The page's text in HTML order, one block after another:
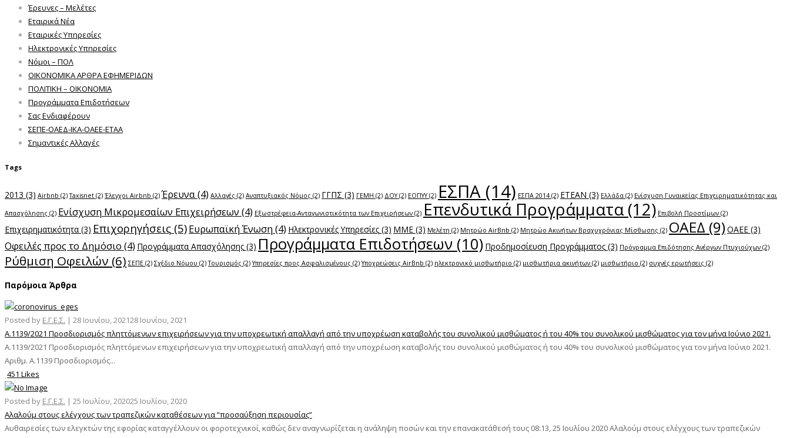
Έρευνες – Μελέτες
Εταιρικά Νέα
Εταιρικές Υπηρεσίες
Ηλεκτρονικές Υπηρεσίες
Νόμοι – ΠΟΛ
ΟΙΚΟΝΟΜΙΚΑ ΑΡΘΡΑ ΕΦΗΜΕΡΙΔΩΝ
ΠΟΛΙΤΙΚΗ – ΟΙΚΟΝΟΜΙΑ
Προγράμματα Επιδοτήσεων
Σας Ενδιαφέρουν
ΣΕΠΕ-ΟΑΕΔ-ΙΚΑ-ΟΑΕΕ-ΕΤΑΑ
Σημαντικές Αλλαγές
Tags
2013 (3) Airbnb (2) Taxisnet (2) Έλεγχοι Airbnb (2) Έρευνα(4) Αλλαγές (2) Αναπτυξιακός Νόμος (2) ΓΓΠΣ (3) ΓΕΜΗ (2) ΔΟΥ(2) ΕΟΠΥΥ(2) ΕΣΠΑ (14) ΕΣΠΑ 2014 (2) ΕΤΕΑΝ (3) Ελλάδα (2) Ενίσχυση Γυναικείας Επιχειρηματικότητας και
Απασχόλησης (2) Ενίσχυση Μικρομεσαίων Επιχειρήσεων (4) Εξωστρέφεια-Ανταγωνιστικότητα των Επιχειρήσεων (2) Επενδυτικά Προγράμματα (12) Επιβολή Προστίμων (2)
Επιχειρηματικότητα (3) Επιχορηγήσεις (5)Ευρωπαϊκή Ένωση(4) Ηλεκτρονικές Υπηρεσίες (3) ΜΜΕ (3) Μελέτη (2) Μητρώο AirBnb (2) Μητρώο Ακινήτων Βραχυχρόνιας Μίσθωσης (2) ΟΑΕΔ (9) ΟΑΕΕ (3)
Οφειλές προς το Δημόσιο (4) Προγράμματα Απασχόλησης (3) Προγράμματα Επιδοτήσεων (10) Προδημοσίευση Προγράμματος (3) Πρόγραμμα Επιδότησης Ανέργων Πτυχιούχων (2)
Ρύθμιση Οφειλών (6) ΣΕΠΕ (2) Σχέδιο Νόμου (2) Τουρισμός (2) Υπηρεσίες προς Ασφαλισμένους (2) Υποχρεώσεις AirBnb (2) ηλεκτρονικό μισθωτήριο (2) μισθωτήρια ακινήτων (2) μισθωτήριο (2) συχνές ερωτήσεις (2)
Παρόμοια Άρθρα
Posted by Ε.Γ.Ε.Σ. | 28 Ιουνίου, 202128 Ιουνίου, 2021
Α.1139/2021 Προσδιορισμός πληττόμενων επιχειρήσεων για την υποχρεωτική απαλλαγή από την υποχρέωση καταβολής του συνολικού μισθώματος ή του 40% του συνολικού μισθώματος για τον μήνα Ιούνιο 2021.
Α.1139/2021 Προσδιορισμός πληττόμενων επιχειρήσεων για την υποχρεωτική απαλλαγή από την υποχρέωση καταβολής του συνολικού μισθώματος ή του 40% του συνολικού μισθώματος για τον μήνα Ιούνιο 2021.
Αριθμ. Α.1139 Προσδιορισμός...
451 Likes
Posted by Ε.Γ.Ε.Σ. | 25 Ιουλίου, 202025 Ιουλίου, 2020
Αλαλούμ στους ελέγχους των τραπεζικών καταθέσεων για “προσαύξηση περιουσίας”
Αυθαιρεσίες των ελεγκτών της εφορίας καταγγέλλουν οι φοροτεχνικοί, καθώς δεν αναγνωρίζεται η ανάληψη ποσών και την επανακατάθεσή τους 08:13, 25 Ιουλίου 2020 Αλαλούμ στους ελέγχους των τραπεζικών